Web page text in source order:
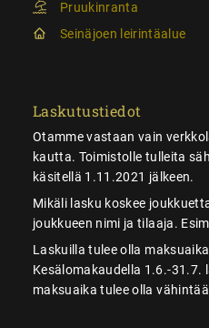
Pruukinranta
Seinäjoen leirintäalue
Laskutustiedot
Otamme vastaan vain
kautta. Toimistolle tulleita
käsitellä 1.11.2021 jälkeen.
Mikäli lasku koskee
joukkueen nimi ja tilaaja.
Laskuilla tulee olla
Kesälomakaudella 1.6.-31.7.
maksuaika tulee olla